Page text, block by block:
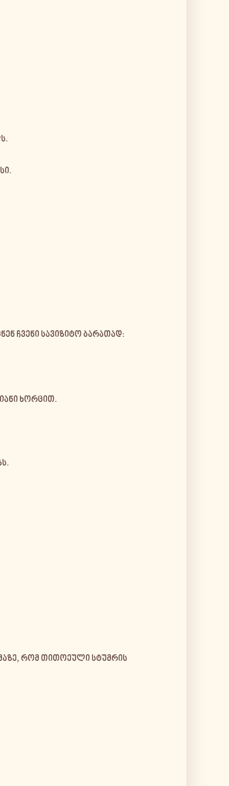
ჩვენი სავიზიტო ბარათად:
ხორცით.
რომ თითოეული სტუმრის